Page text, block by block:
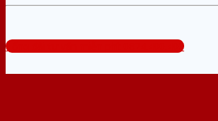
Tổng đài tư vấn miễn phí: 0824.400.400